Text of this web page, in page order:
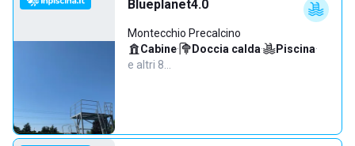
Blueplanet4.0
Montecchio Precalcino
Cabine· Doccia calda· Piscina·
e altri 8…